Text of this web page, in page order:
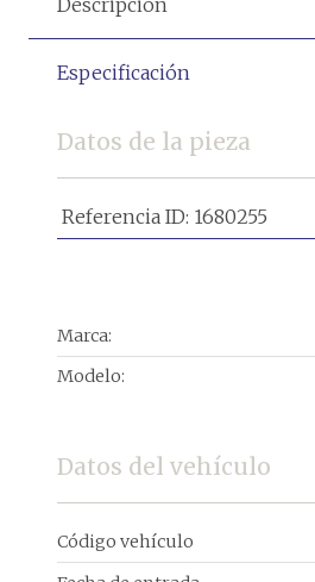
Especificación
Datos de la pieza
Referencia ID: 1680255
Marca:
Modelo:
Datos del vehículo
Código vehículo